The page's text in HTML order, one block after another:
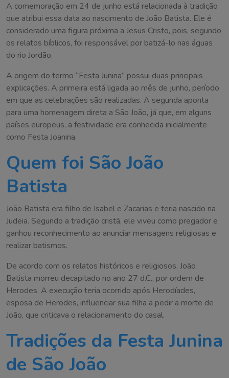
A comemoração em 24 de junho está relacionada à tradição
que atribui essa data ao nascimento de João Batista. Ele é
considerado uma figura próxima a Jesus Cristo, pois, segundo
os relatos bíblicos, foi responsável por batizá-lo nas águas
do rio Jordão.
A origem do termo “Festa Junina” possui duas principais
explicações. A primeira está ligada ao mês de junho, período
em que as celebrações são realizadas. A segunda aponta
para uma homenagem direta a São João, já que, em alguns
países europeus, a festividade era conhecida inicialmente
como Festa Joanina.
Quem foi São João
Batista
João Batista era filho de Isabel e Zacarias e teria nascido na
Judeia. Segundo a tradição cristã, ele viveu como pregador e
ganhou reconhecimento ao anunciar mensagens religiosas e
realizar batismos.
De acordo com os relatos históricos e religiosos, João
Batista morreu decapitado no ano 27 d.C., por ordem de
Herodes. A execução teria ocorrido após Herodíades,
esposa de Herodes, influenciar sua filha a pedir a morte de
João, que criticava o relacionamento do casal.
Tradições da Festa Junina
de São João